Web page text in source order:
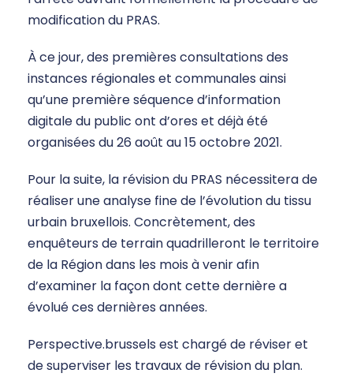
modification du PRAS.
À ce jour, des premières consultations des
instances régionales et communales ainsi
qu’une première séquence d’information
digitale du public ont d’ores et déjà été
organisées du 26 août au 15 octobre 2021.
Pour la suite, la révision du PRAS nécessitera de
réaliser une analyse fine de l’évolution du tissu
urbain bruxellois. Concrètement, des
enquêteurs de terrain quadrilleront le territoire
de la Région dans les mois à venir afin
d’examiner la façon dont cette dernière a
évolué ces dernières années.
Perspective.brussels est chargé de réviser et
de superviser les travaux de révision du plan.